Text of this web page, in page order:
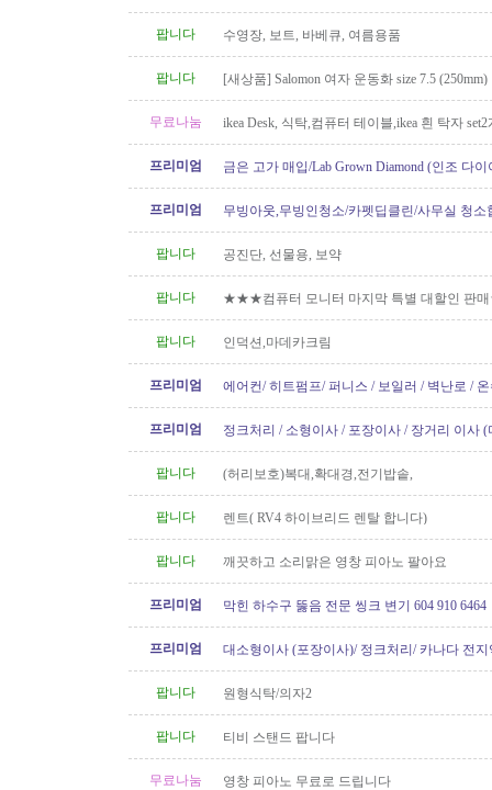
팝니다
수영장, 보트, 바베큐, 여름용품
팝니다 [새상품] Salomon 여자 운동화 size 7.5 (250mm)
무료나눔 ikea Desk, 식탁,컴퓨터 테이블,ikea 흰 탁자 set2
프리미엄
금은 고가 매입/Lab Grown Diamond (인조 다
프리미엄
무빙아웃,무빙인청소/카펫딥클린/사무실 청소
팝니다 공진단, 선물용, 보약
팝니다 ★★★컴퓨터 모니터 마지막 특별 대할인
팝니다 인덕션,마데카크림
프리미엄
에어컨/ 히트펌프/ 퍼니스 / 보일러 / 벽난로 /
프리미엄
정크처리 / 소형이사 / 포장이사 / 장거리 이사 (
팝니다 (허리보호)복대,확대경,전기밥솥,
팝니다 렌트( RV4 하이브리드 렌탈 합니다)
팝니다 깨끗하고 소리맑은 영창 피아노 팔아요
프리미엄 막힌 하수구 뚫음 전문 씽크 변기 604 910 6464
프리미엄
대소형이사 (포장이사)/ 정크처리/ 카나다 전
팝니다
원형식탁/의자2
팝니다 티비 스탠드 팝니다
무료나눔 영창 피아노 무료로 드립니다